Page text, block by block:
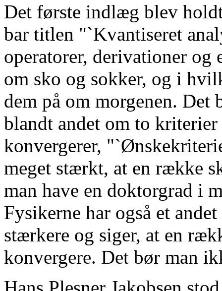
Det første indlæg blev
bar titlen "`Kvantiseret
operatorer, derivationer og
om sko og sokker, og i
dem på om morgenen.
blandt andet om to
konvergerer,
meget stærkt, at en række
man have en doktorgrad i
Fysikerne har også et
stærkere og siger, at en
konvergere. Det bør man